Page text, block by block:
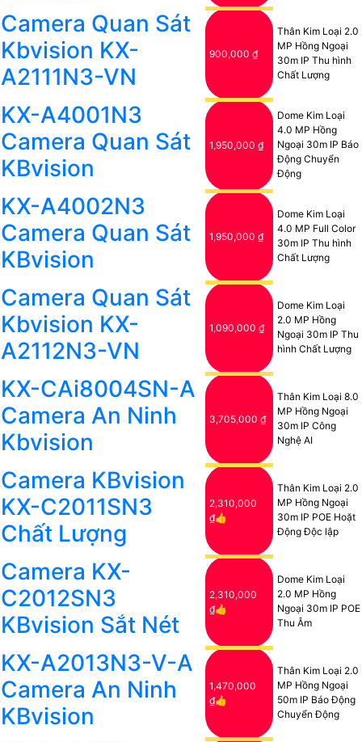
Camera Quan Sát
Kbvision KX-
A2111N3-VN
900,000 ₫
Thân Kim Loại 2.0
MP Hồng Ngoại
30m IP Thu hình
Chất Lượng
KX-A4001N3
Camera Quan Sát
KBvision
1,950,000 ₫
Dome Kim Loại
4.0 MP Hồng
Ngoại 30m IP Báo
Động Chuyển
Động
KX-A4002N3
Camera Quan Sát
KBvision
1,950,000 ₫
Dome Kim Loại
4.0 MP Full Color
30m IP Thu hình
Chất Lượng
Camera Quan Sát
Kbvision KX-
A2112N3-VN
1,090,000 ₫
Dome Kim Loại
2.0 MP Hồng
Ngoại 30m IP Thu
hình Chất Lượng
KX-CAi8004SN-A
Camera An Ninh
Kbvision
3,705,000 ₫
Thân Kim Loại 8.0
MP Hồng Ngoại
30m IP Công
Nghệ AI
Camera KBvision
KX-C2011SN3
Chất Lượng
2,310,000
₫👍
Thân Kim Loại 2.0
MP Hồng Ngoại
30m IP POE Hoặt
Động Độc lập
Camera KX-
C2012SN3
KBvision Sắt Nét
2,310,000
₫👍
Dome Kim Loại
2.0 MP Hồng
Ngoại 30m IP POE
Thu Âm
KX-A2013N3-V-A
Camera An Ninh
KBvision
1,470,000
₫👍
Thân Kim Loại 2.0
MP Hồng Ngoại
50m IP Báo Động
Chuyển Động